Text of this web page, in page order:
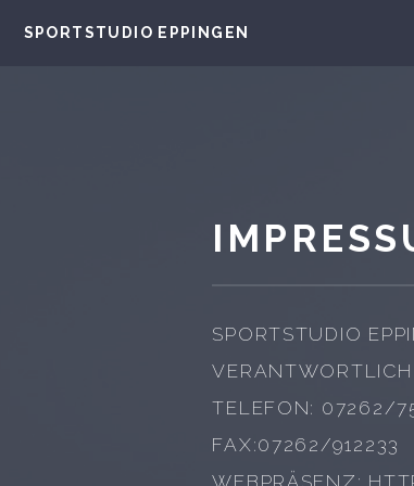
SPORTSTUDIO EPPINGEN
SPORTSTUDIO
TELEFON: 07262/
FAX:07262/912233